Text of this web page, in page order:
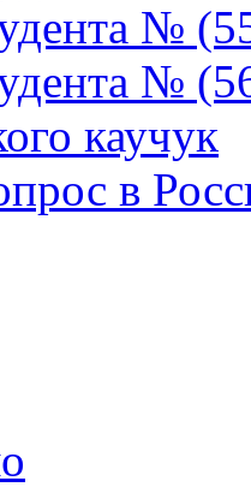
№
№
каучук
в